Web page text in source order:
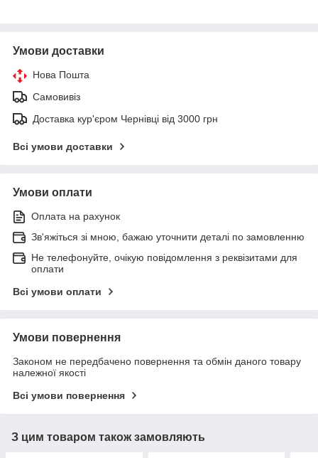
Умови доставки
Нова Пошта
Самовивіз
Доставка кур'єром Чернівці від 3000 грн
Всі умови доставки
Умови оплати
Оплата на рахунок
Зв'яжіться зі мною, бажаю уточнити деталі по замовленню
Не телефонуйте, очікую повідомлення з реквізитами для
оплати
Всі умови оплати
Умови повернення
Законом не передбачено повернення та обмін даного товару
належної якості
Всі умови повернення
З цим товаром також замовляють